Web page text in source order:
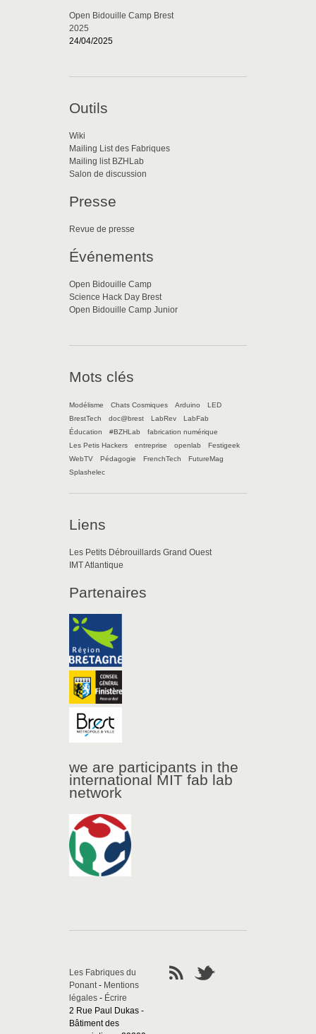
Open Bidouille Camp Brest
2025
24/04/2025
Outils
Wiki
Mailing List des Fabriques
Mailing list BZHLab
Salon de discussion
Presse
Revue de presse
Événements
Open Bidouille Camp
Science Hack Day Brest
Open Bidouille Camp Junior
Mots clés
Modélisme Chats Cosmiques Arduino
LED
BrestTech
doc@brest LabRev
LabFab
Éducation
#BZHLab
fabrication numérique
Les Petis Hackers
entreprise openlab
Festigeek
WebTV
Pédagogie FrenchTech
FutureMag
Splashelec
Liens
Les Petits Débrouillards Grand Ouest
IMT Atlantique
Partenaires
we are participants in the
international MIT fab lab
network
Les Fabriques du
Ponant- Mentions
légales - Écrire
2 Rue Paul Dukas -
Bâtiment des